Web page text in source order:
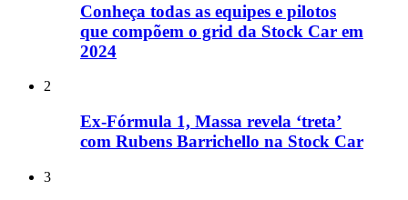
Conheça todas as equipes e pilotos
que compõem o grid da Stock Car em
2024
2
Ex-Fórmula 1, Massa revela ‘treta’
com Rubens Barrichello na Stock Car
3